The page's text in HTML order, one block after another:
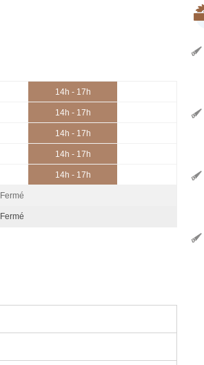
14h - 17h
14h - 17h
14h - 17h
14h - 17h
14h - 17h
Fermé
Fermé